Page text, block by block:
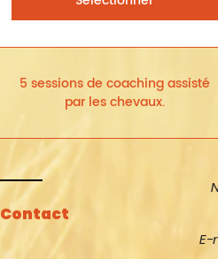
5 sessions de coaching assisté
par les chevaux.
Contact
E-